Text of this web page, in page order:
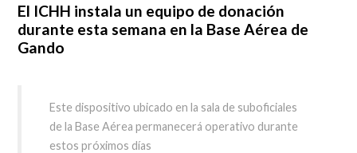
El ICHH instala un equipo de donación
durante esta semana en la Base Aérea de
Gando
Este dispositivo ubicado en la sala de suboficiales
de la Base Aérea permanecerá operativo durante
estos próximos días